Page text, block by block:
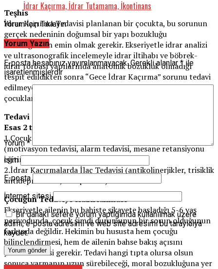
Teşhis
İdrar Kaçırma Tedavisi planlanan bir çocukta, bu sorunun
gerçek nedeninin doğumsal bir yapı bozukluğu
olmadığından emin olmak gerekir. Ekseriyetle idrar analizi
ve ultrasonografik incelemeyle idrar iltihabı ve böbrek-
idrar torbası yapılarında anatomik bozukluk olmadığı
tespit edildikten sonra “Gece İdrar Kaçırma” sorunu tedavi
edilmeye çalışılır. Beraberinde gündüz kaçırma şikayeti olan
çocuklar farklı değerlendirmeye tutulurlar.
Tedavi
Esas 2 tedavi metodu vardır.
1.Çocuklarda İdrar Kaçırmada Davranış modifikasyonu
(motivasyon tedavisi, alarm tedavisi, mesane retansiyonu
eğitimi)
2.İdrar Kaçırmalarda İlaç Tedavisi (antikolinerjikler, trisiklik
antidepresanlar, vasopressin)
Çocuğun Tedaviye Hazırlanması
Ekseriyetle ailenin bu bahiste şikayete başladığı 5-6 yaş
periyodunda, çocuk şimdi durumunun bir sorun olduğunun
farkında değildir. Hekimin bu hususta hem çocuğu
bilinçlendirmesi, hem de ailenin bahse bakış açısını
yönlendirmesi gerekir. Tedavi hangi tıpta olursa olsun
sonuca varmanın uzun sürebileceği, moral bozukluğuna yer
İdrar Kaçırma, İdrar Tutamama, İkontinans
Yorum İçin Tıklayın
Yorum Yazın
E-posta hesabınız yayımlanmayacak. Gerekli alanlar*ile
işaretlenmişlerdir
Yorum*
İsim
E-posta
İnternet sitesi
Bir dahaki sefere yorum yaptığımda kullanılmak üzere
adımı, e-posta adresimi ve web site adresimi bu tarayıcıya
kaydet.